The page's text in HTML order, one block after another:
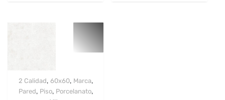
2 Calidad, 60x60, Marca,
Pared, Piso, Porcelanato,